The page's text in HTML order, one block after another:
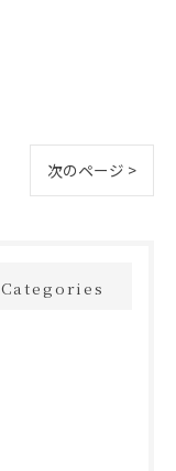
次のページ >
Categories